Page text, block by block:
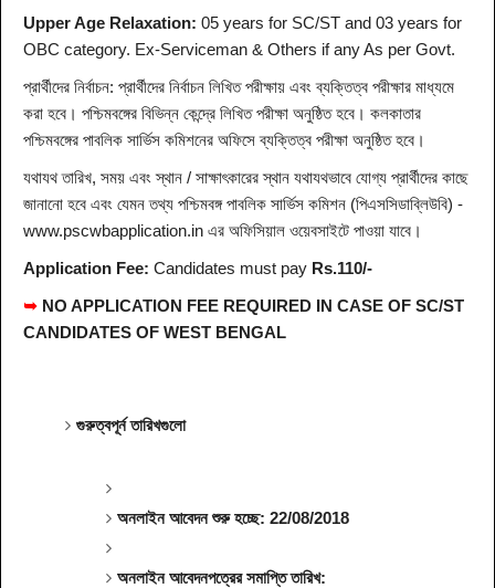
Upper Age Relaxation: 05 years for SC/ST and 03 years for
OBC category. Ex-Serviceman & Others if any As per Govt.
প্রার্থীদের নির্বাচন: প্রার্থীদের নির্বাচন লিখিত পরীক্ষায় এবং ব্যক্তিত্ব পরীক্ষার মাধ্যমে
করা হবে। পশ্চিমবঙ্গের বিভিন্ন কেন্দ্রে লিখিত পরীক্ষা অনুষ্ঠিত হবে। কলকাতার
পশ্চিমবঙ্গের পাবলিক সার্ভিস কমিশনের অফিসে ব্যক্তিত্ব পরীক্ষা অনুষ্ঠিত হবে।
যথাযথ তারিখ, সময় এবং স্থান / সাক্ষাৎকারের স্থান যথাযথভাবে যোগ্য প্রার্থীদের কাছে
জানানো হবে এবং যেমন তথ্য পশ্চিমবঙ্গ পাবলিক সার্ভিস কমিশন (পিএসসিডাব্লিউবি) -
www.pscwbapplication.in এর অফিসিয়াল ওয়েবসাইটে পাওয়া যাবে।
Application Fee: Candidates must pay Rs.110/-
➥ NO APPLICATION FEE REQUIRED IN CASE OF SC/ST
CANDIDATES OF WEST BENGAL
গুরুত্বপূর্ন তারিখগুলো
অনলাইন আবেদন শুরু হচ্ছে: 22/08/2018
অনলাইন আবেদনপত্রের সমাপ্তি তারিখ: